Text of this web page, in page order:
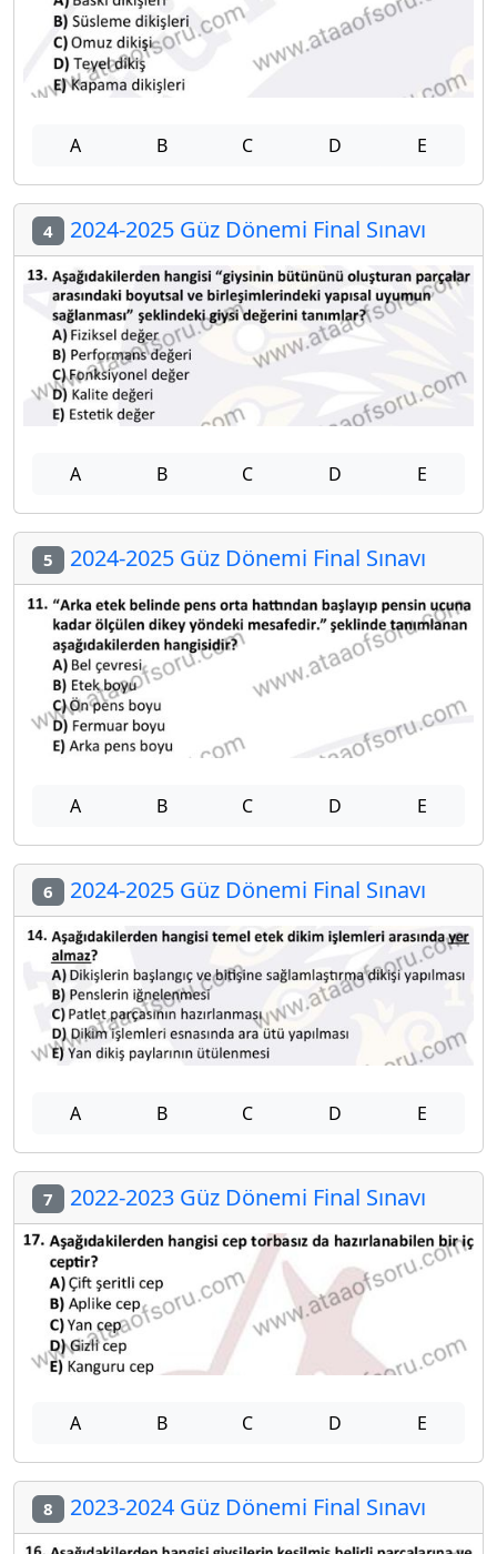
A B C D E
4 2024-2025 Güz Dönemi Final Sınavı
A B C D E
5 2024-2025 Güz Dönemi Final Sınavı
A B C D E
6 2024-2025 Güz Dönemi Final Sınavı
A B C D E
7 2022-2023 Güz Dönemi Final Sınavı
A B C D E
8 2023-2024 Güz Dönemi Final Sınavı